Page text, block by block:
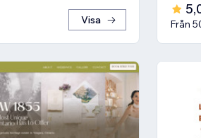
Visa
Från